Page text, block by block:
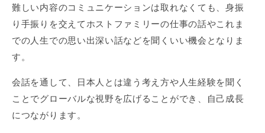
難しい内容のコミュニケーションは取れなくても、身振
り手振りを交えてホストファミリーの仕事の話やこれま
での人生での思い出深い話などを聞くいい機会となりま
す。
会話を通して、日本人とは違う考え方や人生経験を聞く
ことでグローバルな視野を広げることができ、自己成長
につながります。